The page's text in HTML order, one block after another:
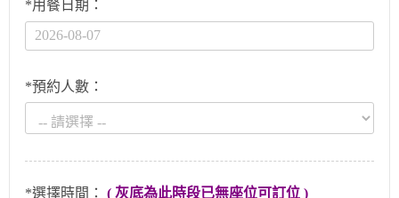
*用餐日期：
*預約人數：
*選擇時間：( 灰底為此時段已無座位可訂位 )